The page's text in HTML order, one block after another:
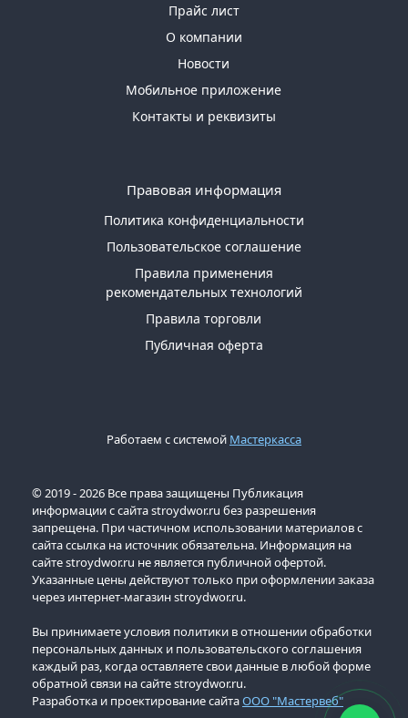
Прайс лист
О компании
Новости
Мобильное приложение
Контакты и реквизиты
Правовая информация
Политика конфиденциальности
Пользовательское соглашение
Правила применения
рекомендательных технологий
Правила торговли
Публичная оферта
Работаем с системой Мастеркасса
© 2019 - 2026 Все права защищены Публикация
информации с сайта stroydwor.ru без разрешения
запрещена. При частичном использовании материалов с
сайта ссылка на источник обязательна. Информация на
сайте stroydwor.ru не является публичной офертой.
Указанные цены действуют только при оформлении заказа
через интернет-магазин stroydwor.ru.
Вы принимаете условия политики в отношении обработки
персональных данных и пользовательского соглашения
каждый раз, когда оставляете свои данные в любой форме
обратной связи на сайте stroydwor.ru.
Разработка и проектирование сайтаООО "Мастервеб"